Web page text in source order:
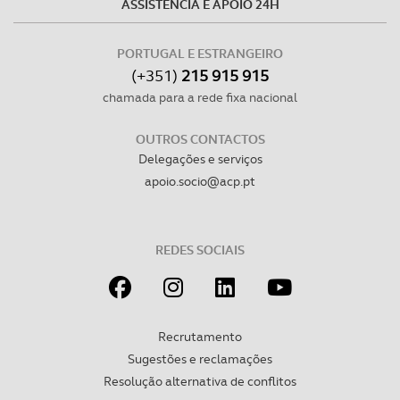
necessário no contexto dos serviços a prestar.
Realçamos que o bloqueio de certo tipo de Cookies e
experiência de navegação no Website e nos serviços
ASSISTÊNCIA E APOIO 24H
PORTUGAL E ESTRANGEIRO
(+351) 215 915 915
chamada para a rede fixa nacional
OUTROS CONTACTOS
Delegações e serviços
apoio.socio@acp.pt
REDES SOCIAIS
Recrutamento
Sugestões e reclamações
Resolução alternativa de conflitos